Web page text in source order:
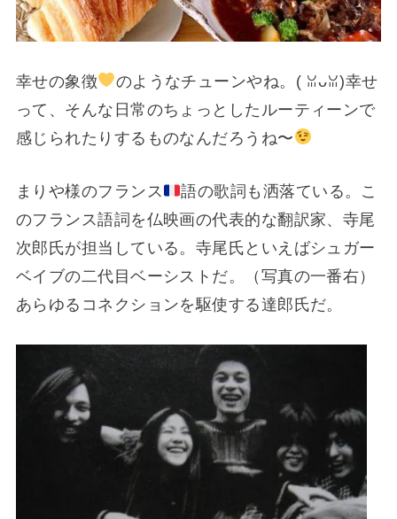
幸せの象徴
のようなチューンやね。(⁠ ⁠ꈍ⁠ᴗ⁠ꈍ⁠)幸せ
って、そんな日常のちょっとしたルーティーンで
感じられたりするものなんだろうね〜
まりや様のフランス
語の歌詞も洒落ている。こ
のフランス語詞を仏映画の代表的な翻訳家、寺尾
次郎氏が担当している。寺尾氏といえばシュガー
ベイブの二代目ベーシストだ。（写真の一番右）
あらゆるコネクションを駆使する達郎氏だ。